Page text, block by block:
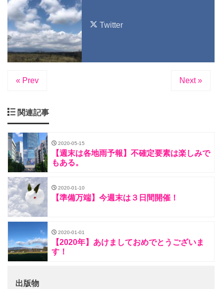
Twitter
« Prev Next »
関連記事
2020-05-15
【週末は各地雨予報】不確定要素は楽しみで
もある。
2020-01-10
【準備万端】今週末は３日間開催！
2020-01-01
【2020年】あけましておめでとうございま
す！
出版物